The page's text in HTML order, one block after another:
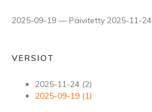
2025-09-19 — Päivitetty 2025-11-24
VERSIOT
2025-11-24 (2)
2025-09-19 (1)